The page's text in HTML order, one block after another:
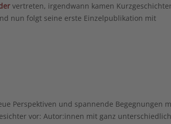
vertreten, irgendwann kamen
nun folgt seine erste Einzelpublikation mit
Perspektiven und spannende Begegnungen
vor: Autor:innen mit ganz